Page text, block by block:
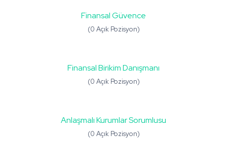
Finansal Güvence
(0 Açık Pozisyon)
Finansal Birikim Danışmanı
(0 Açık Pozisyon)
Anlaşmalı Kurumlar Sorumlusu
(0 Açık Pozisyon)